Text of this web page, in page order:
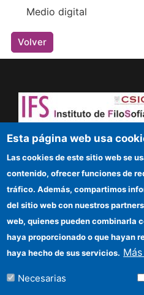
Medio digital
Volver
¡Atrévete a pensar! Sapere
IFS
Organismos financiadores
Cómo llegar
Información para proveedores
Esta página web usa
Las cookies de este sitio web se
contenido, ofrecer funciones de
tráfico. Además, compartimos
del sitio web con nuestros
web, quienes pueden combinarla
haya proporcionado o que hayan
haya hecho de sus servicios.
Necesarias